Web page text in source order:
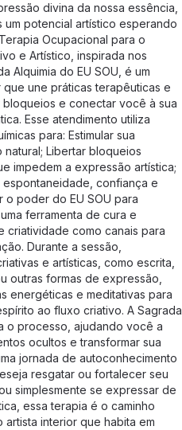
divina da nossa essência,
potencial artístico esperando
Ocupacional para o
e Artístico, inspirada nos
Alquimia do EU SOU, é um
une práticas terapêuticas e
e conectar você à sua
Esse atendimento utiliza
para: Estimular sua
Libertar bloqueios
impedem a expressão artística;
confiança e
o poder do EU SOU para
ferramenta de cura e
criatividade como canais para
Durante a sessão,
e artísticas, como escrita,
outras formas de expressão,
energéticas e meditativas para
ao fluxo criativo. A Sagrada
o processo, ajudando você a
ocultos e transformar sua
jornada de autoconhecimento
resgatar ou fortalecer seu
simplesmente se expressar de
essa terapia é o caminho
interior que habita em